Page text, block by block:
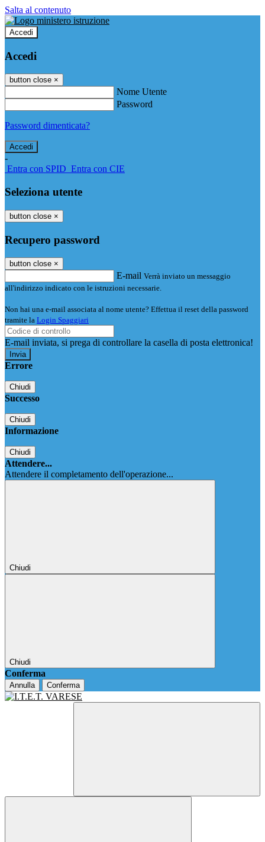
Salta al contenuto
Accedi
Accedi
button close ×
Nome Utente
Password
Password dimenticata?
-
Entra con SPID Entra con CIE
Seleziona utente
button close ×
Recupero password
button close ×
E-mail Verrà inviato un messaggio
all'indirizzo indicato con le istruzioni necessarie.
Non hai una e-mail associata al nome utente? Effettua il reset della password
tramite la Login Spaggiari
E-mail inviata, si prega di controllare la casella di posta elettronica!
Errore
Chiudi
Successo
Chiudi
Informazione
Chiudi
Attendere...
Attendere il completamento dell'operazione...
Chiudi
Chiudi
Conferma
Annulla Conferma